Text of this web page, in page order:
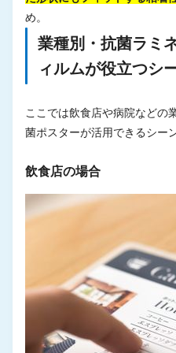
め。
業種別・抗菌ラミ
ィルムが役立つシ
ここでは飲食店や病院などの
菌ポスターが活用できるシー
飲食店の場合